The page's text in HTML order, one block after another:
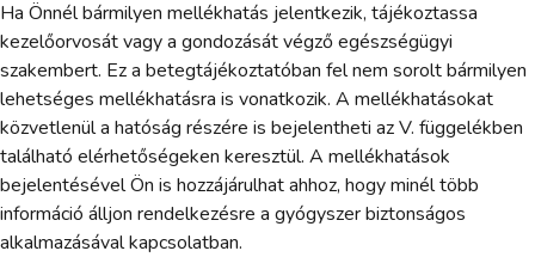
Ha Önnél bármilyen mellékhatás jelentkezik, tájékoztassa
kezelőorvosát vagy a gondozását végző egészségügyi
szakembert. Ez a betegtájékoztatóban fel nem sorolt bármilyen
lehetséges mellékhatásra is vonatkozik. A mellékhatásokat
közvetlenül a hatóság részére is bejelentheti az V. függelékben
található elérhetőségeken keresztül. A mellékhatások
bejelentésével Ön is hozzájárulhat ahhoz, hogy minél több
információ álljon rendelkezésre a gyógyszer biztonságos
alkalmazásával kapcsolatban.